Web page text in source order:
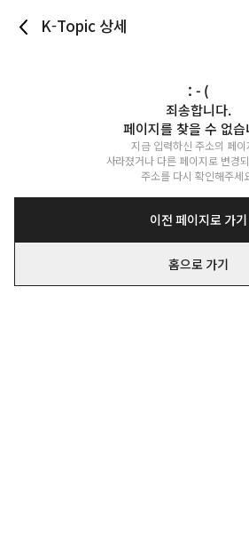
K-Topic 상세
: - (
죄송합니다.
페이지를 찾을 수 없습
지금 입력하신 주소의 페이
사라졌거나 다른 페이지로 변경
주소를 다시 확인해주세
이전 페이지로 가기
홈으로 가기